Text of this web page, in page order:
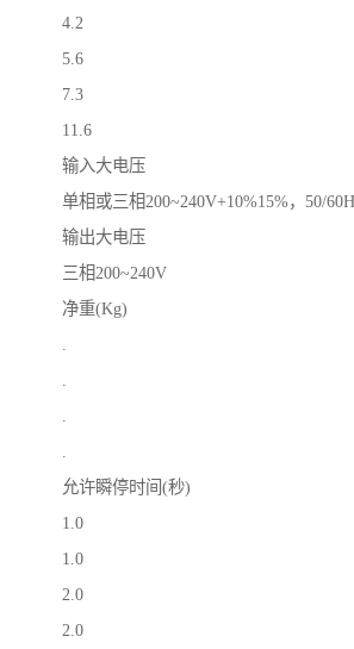
4.2
5.6
7.3
11.6
输入大电压
单相或三相200~240V+10%15%，50/
输出大电压
三相200~240V
净重(Kg)
.
.
.
.
允许瞬停时间(秒)
1.0
1.0
2.0
2.0